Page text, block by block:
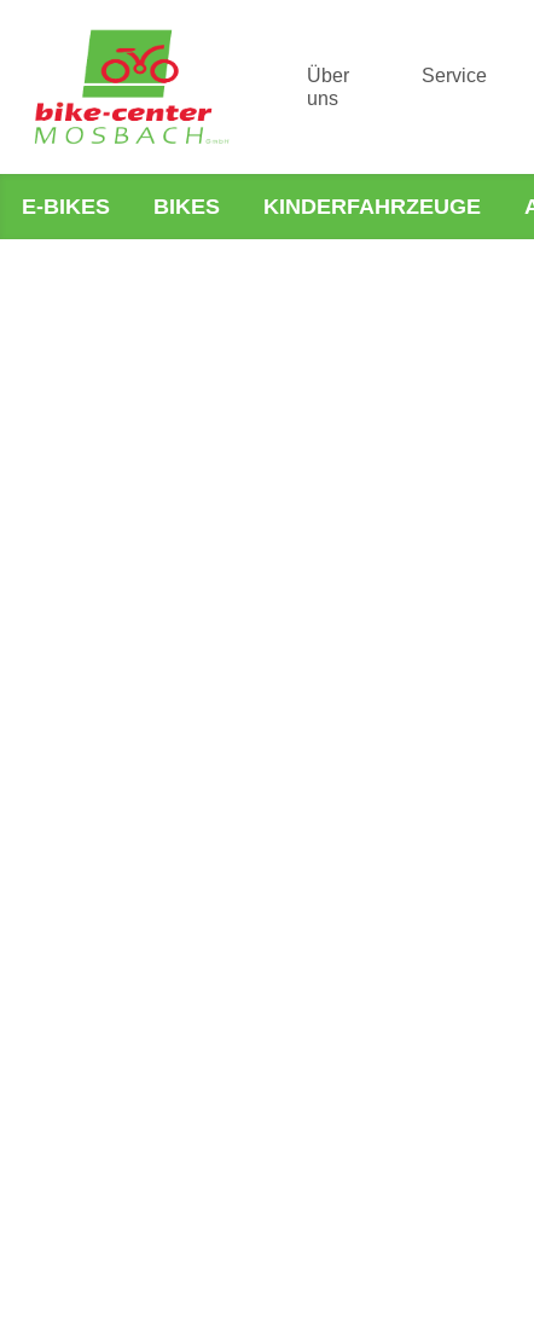
Über
uns
Service
E-BIKES BIKES KINDERFAHRZEUGE